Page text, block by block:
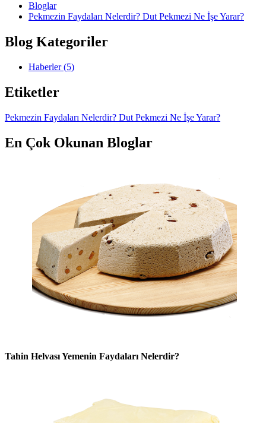
Bloglar
Pekmezin Faydaları Nelerdir? Dut Pekmezi Ne İşe Yarar?
Blog Kategoriler
Haberler (5)
Etiketler
Pekmezin Faydaları Nelerdir? Dut Pekmezi Ne İşe Yarar?
En Çok Okunan Bloglar
Tahin Helvası Yemenin Faydaları Nelerdir?